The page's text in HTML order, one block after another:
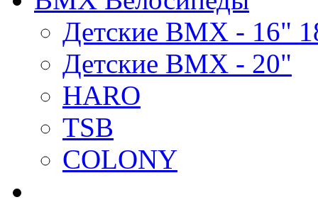
Детские BMX - 16"
Детские BMX - 20"
HARO
TSB
COLONY